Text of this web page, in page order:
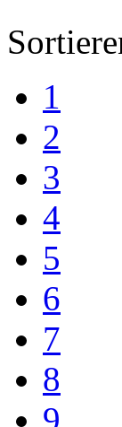
1
2
3
4
5
6
7
8